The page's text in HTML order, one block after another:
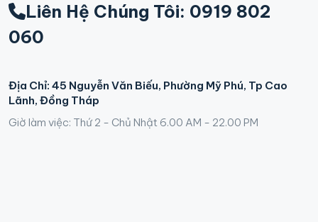
Liên Hệ Chúng Tôi: 0919 802
060
Địa Chỉ: 45 Nguyễn Văn Biếu, Phường Mỹ Phú, Tp Cao
Lãnh, Đồng Tháp
Giờ làm việc: Thứ 2 - Chủ Nhật 6.00 AM - 22.00 PM